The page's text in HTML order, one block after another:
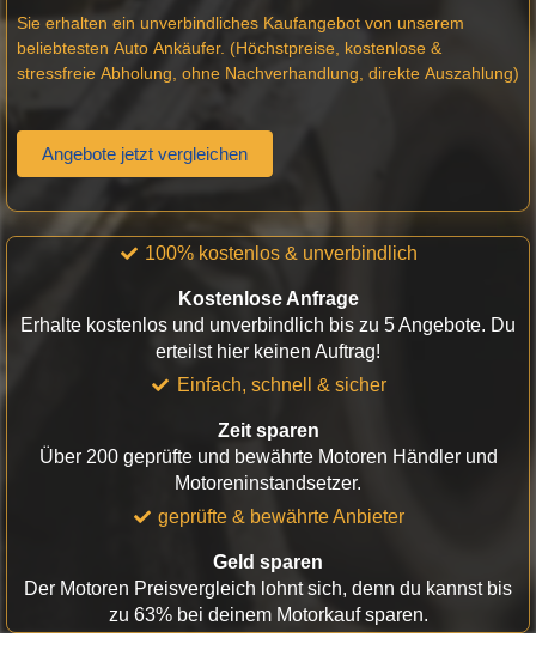
Sie erhalten ein unverbindliches Kaufangebot von unserem
beliebtesten Auto Ankäufer. (Höchstpreise, kostenlose &
stressfreie Abholung, ohne Nachverhandlung, direkte Auszahlung)
Angebote jetzt vergleichen
100% kostenlos & unverbindlich
Kostenlose Anfrage
Erhalte kostenlos und unverbindlich bis zu 5 Angebote. Du
erteilst hier keinen Auftrag!
Einfach, schnell & sicher
Zeit sparen
Über 200 geprüfte und bewährte Motoren Händler und
Motoreninstandsetzer.
geprüfte & bewährte Anbieter
Geld sparen
Der Motoren Preisvergleich lohnt sich, denn du kannst bis
zu 63% bei deinem Motorkauf sparen.